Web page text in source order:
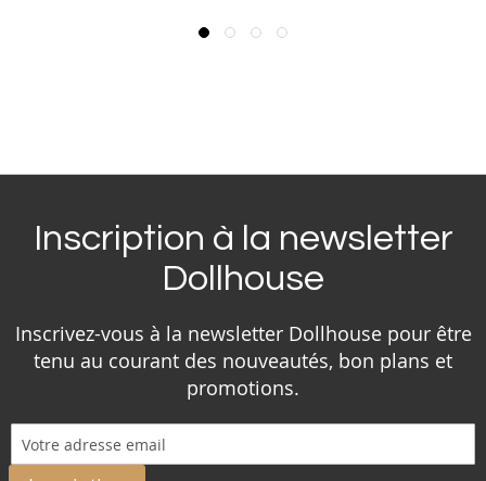
Inscription à la newsletter
Dollhouse
Inscrivez-vous à la newsletter Dollhouse pour être
tenu au courant des nouveautés, bon plans et
promotions.